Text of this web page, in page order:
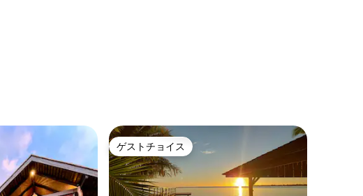
均評価
ゲストチョイス
ゲストチョイス